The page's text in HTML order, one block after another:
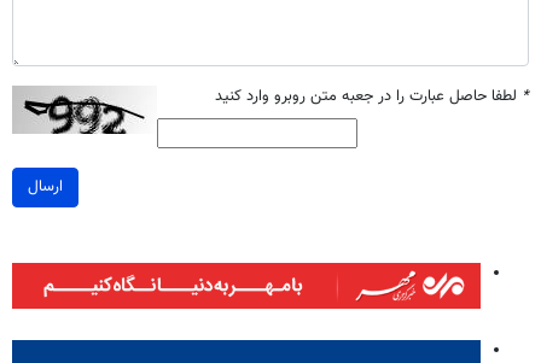
* لطفا حاصل عبارت را در جعبه متن روبرو وارد کنید
ارسال